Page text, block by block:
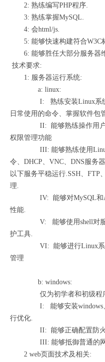
2: 熟练编写PHP程序.
3: 熟练掌握MySQL.
4: 会html/js.
5: 能够快速构建符合W3C
6: 能够胜任大部分服务器
技术要求:
1: 服务器运行系统:
a: linux:
I: 熟练安装Linux系统、
日常使用的命令、掌握软件包
II: 能够熟练操作用户管
权限管理功能
III: 能够熟练使用Linux网
令、DHCP、VNC、DNS服务
以下服务平稳运行.SSH、FTP
理.
IV: 能够对MySQL和
性能.
V: 能够使用shell对服务
护工具.
VI: 能够进行Linux系统安
管理
b: windows:
仅为初学者和初级程序
I: 能够安装windows、熟
行优化.
II: 能够正确配置防火墙
III: 能够抵御普通的网
2 web页面技术及相关: